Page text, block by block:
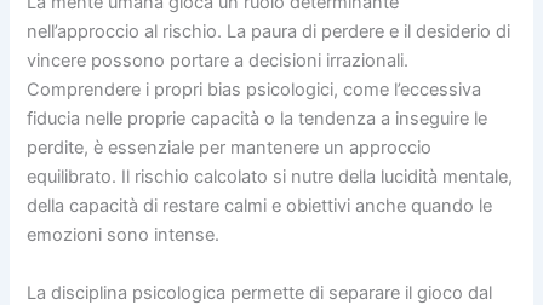
nell’approccio al rischio. La paura di perdere e il desiderio di
vincere possono portare a decisioni irrazionali.
Comprendere i propri bias psicologici, come l’eccessiva
fiducia nelle proprie capacità o la tendenza a inseguire le
perdite, è essenziale per mantenere un approccio
equilibrato. Il rischio calcolato si nutre della lucidità mentale,
della capacità di restare calmi e obiettivi anche quando le
emozioni sono intense.
La disciplina psicologica permette di separare il gioco dal